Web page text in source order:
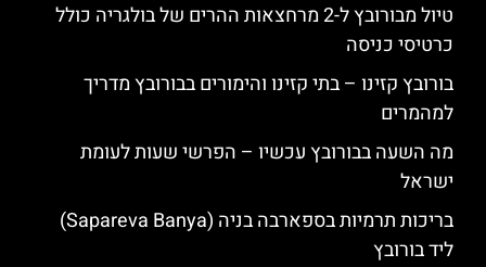
טיול מבורובץ ל-2 מרחצאות ההרים של בולגריה כולל
כרטיסי כניסה
בורובץ קזינו – בתי קזינו והימורים בבורובץ מדריך
למהמרים
מה השעה בבורובץ עכשיו – הפרשי שעות לעומת
ישראל
בריכות תרמיות בספארבה בניה (Sapareva Banya)
ליד בורובץ